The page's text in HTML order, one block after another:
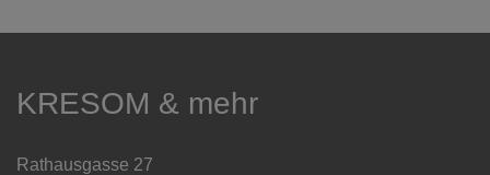
KRESOM & mehr
Rathausgasse 27